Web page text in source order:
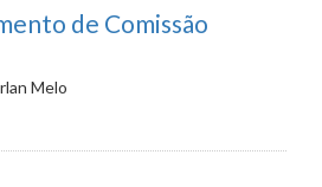
de Comissão
Melo